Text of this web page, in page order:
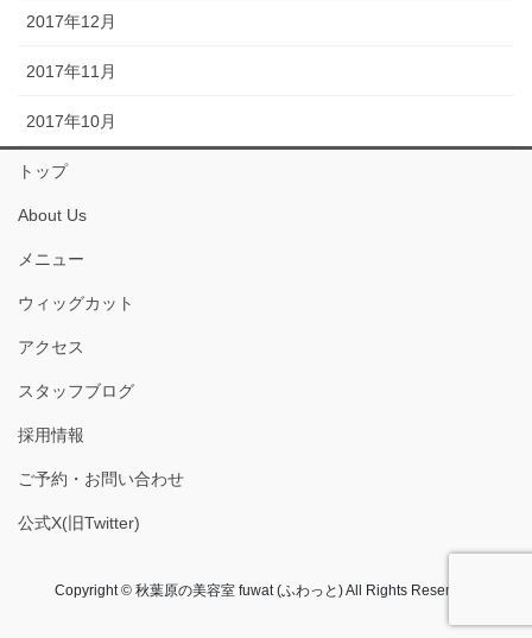
2017年12月
2017年11月
2017年10月
トップ
About Us
メニュー
ウィッグカット
アクセス
スタッフブログ
採用情報
ご予約・お問い合わせ
公式X(旧Twitter)
Copyright © 秋葉原の美容室 fuwat (ふわっと) All Rights Reserved.